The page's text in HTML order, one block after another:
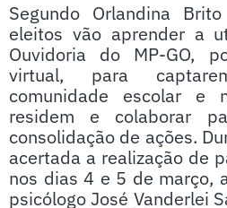
Segundo Orlandina
eleitos vão aprender a
Ouvidoria do MP-GO,
virtual, para
comunidade escolar e
residem e colaborar
consolidação de ações.
acertada a realização de
nos dias 4 e 5 de março,
psicólogo José Vanderlei